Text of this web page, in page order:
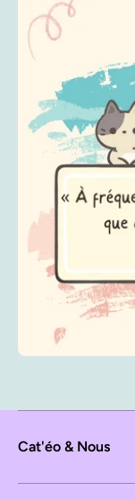
Cat'éo & Nous